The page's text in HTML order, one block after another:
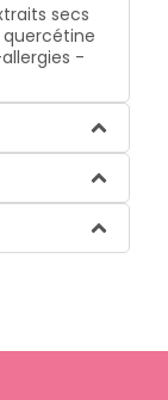
secs
quercétine
-